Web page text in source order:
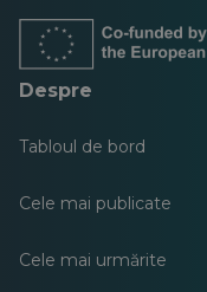
filă
nouă
filă
nouă
filă
nouă
filă
nouă
filă
nouă
Despre
Tabloul de bord
Cele mai publicate
Cele mai urmărite